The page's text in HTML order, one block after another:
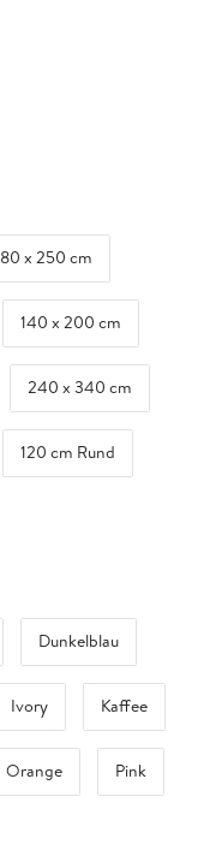
80 x 250 cm
140 x 200 cm
240 x 340 cm
120 cm Rund
Dunkelblau
Ivory Kaffee
Orange Pink